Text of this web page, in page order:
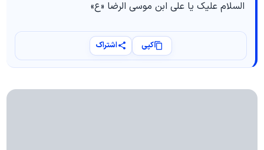
السلام علیک یا علی ابن موسی الرضا «ع»
کپی اشتراک